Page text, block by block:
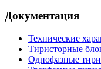
Документация
Технические
Тиристорные
Однофазные